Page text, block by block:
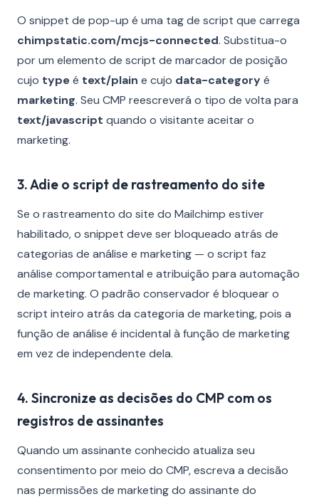
O snippet de pop-up é uma tag de script que carrega
chimpstatic.com/mcjs-connected. Substitua-o
por um elemento de script de marcador de posição
cujo typeé text/plain e cujo data-categoryé
marketing. Seu CMP reescreverá o tipo de volta para
text/javascript quando o visitante aceitar o
marketing.
3. Adie o script de rastreamento do site
Se o rastreamento do site do Mailchimp estiver
habilitado, o snippet deve ser bloqueado atrás de
categorias de análise e marketing — o script faz
análise comportamental e atribuição para automação
de marketing. O padrão conservador é bloquear o
script inteiro atrás da categoria de marketing, pois a
função de análise é incidental à função de marketing
em vez de independente dela.
4. Sincronize as decisões do CMP com os
registros de assinantes
Quando um assinante conhecido atualiza seu
consentimento por meio do CMP, escreva a decisão
nas permissões de marketing do assinante do